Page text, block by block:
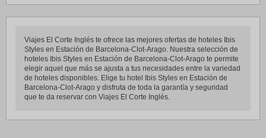
Viajes El Corte Inglés te ofrece las mejores ofertas de hoteles Ibis
Styles en Estación de Barcelona-Clot-Arago. Nuestra selección de
hoteles Ibis Styles en Estación de Barcelona-Clot-Arago te permite
elegir aquel que más se ajusta a tus necesidades entre la variedad
de hoteles disponibles. Elige tu hotel Ibis Styles en Estación de
Barcelona-Clot-Arago y disfruta de toda la garantía y seguridad
que te da reservar con Viajes El Corte Inglés.